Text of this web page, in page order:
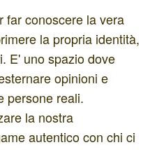
far conoscere la vera
la propria identità,
E' uno spazio dove
opinioni e
persone reali.
la nostra
autentico con chi ci